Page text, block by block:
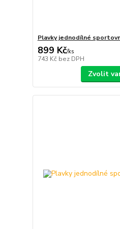
Plavky jednodílné
899 Kč/ks
743 Kč bez DPH
Zvolit